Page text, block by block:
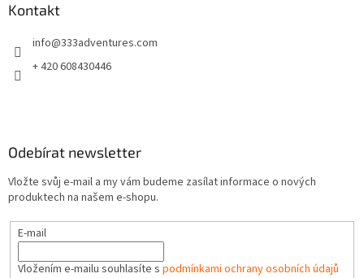
Kontakt
info@333adventures.com
+ 420 608430446
Odebírat newsletter
Vložte svůj e-mail a my vám budeme zasílat informace o nových
produktech na našem e-shopu.
E-mail
Vložením e-mailu souhlasíte s podmínkami ochrany osobních údajů